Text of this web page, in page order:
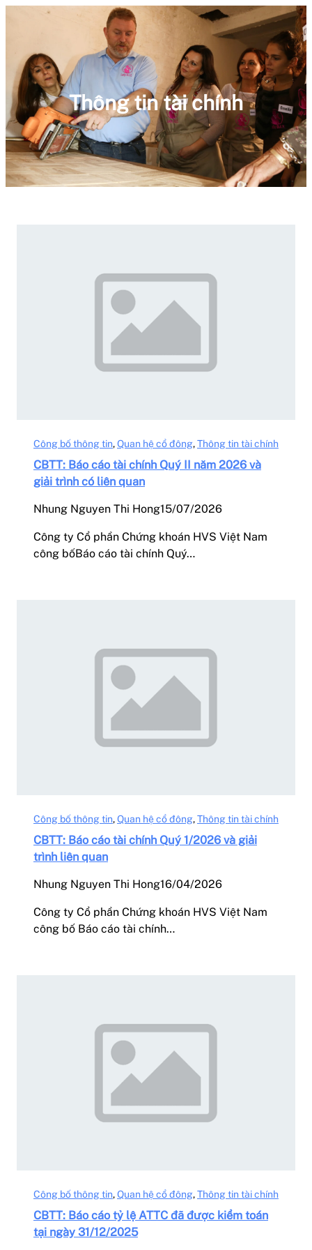
Thông tin tài chính
Công bố thông tin, Quan hệ cổ đông, Thông tin tài chính
CBTT: Báo cáo tài chính Quý II năm 2026 và
giải trình có liên quan
Nhung Nguyen Thi Hong15/07/2026
Công ty Cổ phần Chứng khoán HVS Việt Nam
công bốBáo cáo tài chính Quý…
Công bố thông tin, Quan hệ cổ đông, Thông tin tài chính
CBTT: Báo cáo tài chính Quý 1/2026 và giải
trình liên quan
Nhung Nguyen Thi Hong16/04/2026
Công ty Cổ phần Chứng khoán HVS Việt Nam
công bố Báo cáo tài chính…
Công bố thông tin, Quan hệ cổ đông, Thông tin tài chính
CBTT: Báo cáo tỷ lệ ATTC đã được kiểm toán
tại ngày 31/12/2025